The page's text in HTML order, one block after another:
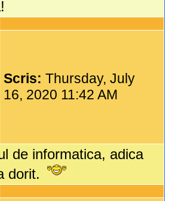
Scris:Thursday, July
16, 2020 11:42 AM
de informatica, adica
dorit.